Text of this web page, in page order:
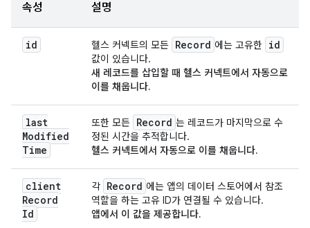
속성 설명
id 헬스 커넥트의 모든 Record 에는 고유한 id
값이 있습니다.
새 레코드를 삽입할 때 헬스 커넥트에서 자동으로
이를 채웁니다.
last
Modified
Time
또한 모든 Record 는 레코드가 마지막으로 수
정된 시간을 추적합니다.
헬스 커넥트에서 자동으로 이를 채웁니다.
client
Record
Id
각 Record 에는 앱의 데이터 스토어에서 참조
역할을 하는 고유 ID가 연결될 수 있습니다.
앱에서 이 값을 제공합니다.